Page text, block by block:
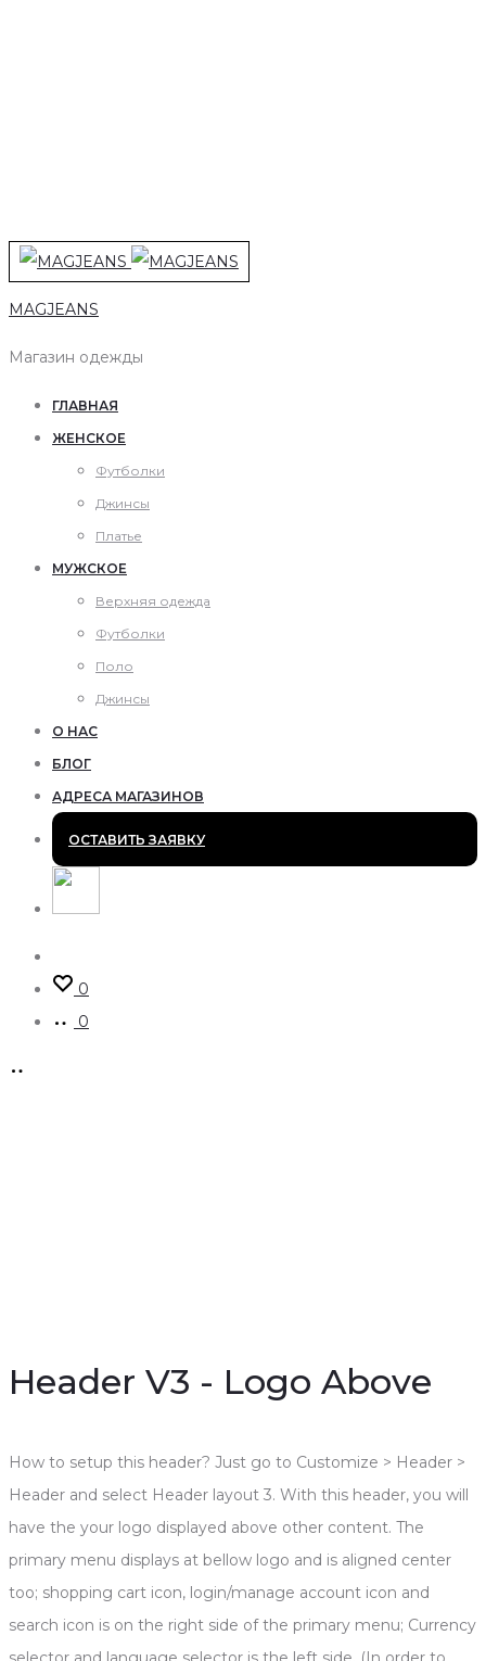
MAGJEANS
Магазин одежды
ГЛАВНАЯ
ЖЕНСКОЕ
Футболки
Джинсы
Платье
МУЖСКОЕ
Верхняя одежда
Футболки
Поло
Джинсы
О НАС
БЛОГ
АДРЕСА МАГАЗИНОВ
ОСТАВИТЬ ЗАЯВКУ
0
0
Header V3 - Logo Above
How to setup this header? Just go to Customize > Header >
Header and select Header layout 3. With this header, you will
have the your logo displayed above other content. The
primary menu displays at bellow logo and is aligned center
too; shopping cart icon, login/manage account icon and
search icon is on the right side of the primary menu; Currency